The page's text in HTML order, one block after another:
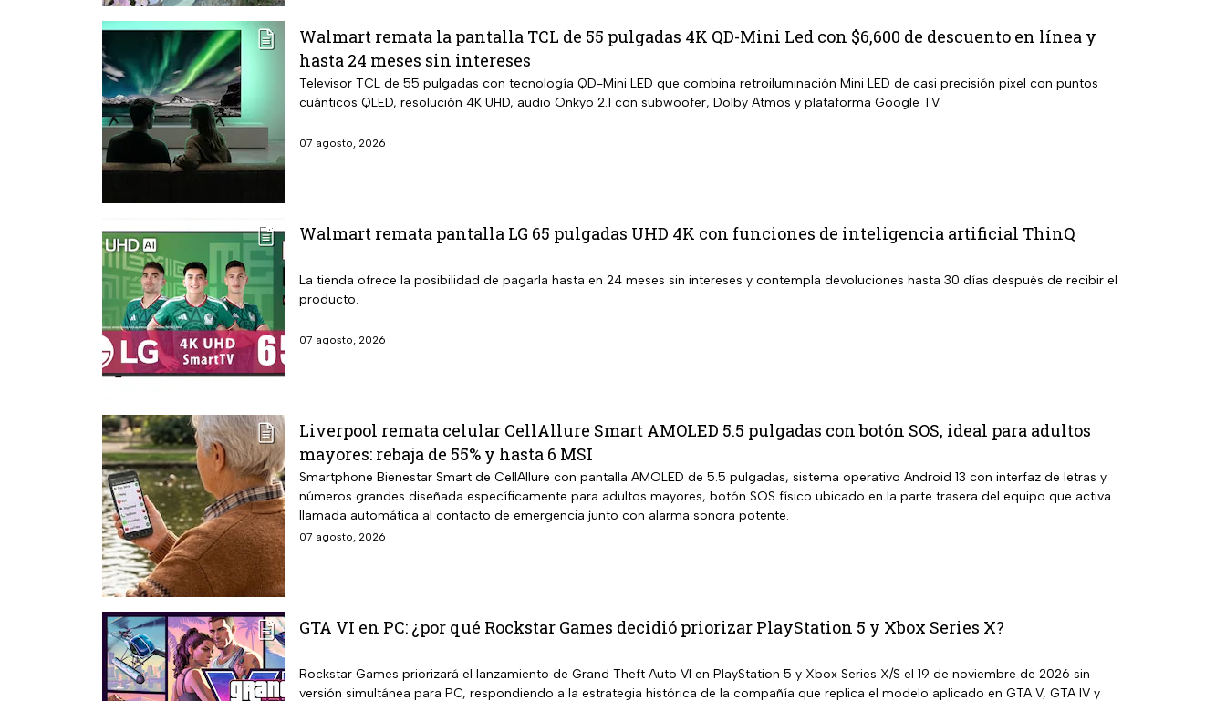
Walmart remata la pantalla TCL de 55 pulgadas 4K QD-Mini Led con $6,600 de descuento en línea y
hasta 24 meses sin intereses
Televisor TCL de 55 pulgadas con tecnología QD-Mini LED que combina retroiluminación Mini LED de casi precisión pixel con puntos
cuánticos QLED, resolución 4K UHD, audio Onkyo 2.1 con subwoofer, Dolby Atmos y plataforma Google TV.
07 agosto, 2026
Walmart remata pantalla LG 65 pulgadas UHD 4K con funciones de inteligencia artificial ThinQ
La tienda ofrece la posibilidad de pagarla hasta en 24 meses sin intereses y contempla devoluciones hasta 30 días después de recibir el
producto.
07 agosto, 2026
Liverpool remata celular CellAllure Smart AMOLED 5.5 pulgadas con botón SOS, ideal para adultos
mayores: rebaja de 55% y hasta 6 MSI
Smartphone Bienestar Smart de CellAllure con pantalla AMOLED de 5.5 pulgadas, sistema operativo Android 13 con interfaz de letras y
números grandes diseñada específicamente para adultos mayores, botón SOS físico ubicado en la parte trasera del equipo que activa
llamada automática al contacto de emergencia junto con alarma sonora potente.
07 agosto, 2026
GTA VI en PC: ¿por qué Rockstar Games decidió priorizar PlayStation 5 y Xbox Series X?
Rockstar Games priorizará el lanzamiento de Grand Theft Auto VI en PlayStation 5 y Xbox Series X/S el 19 de noviembre de 2026 sin
versión simultánea para PC, respondiendo a la estrategia histórica de la compañía que replica el modelo aplicado en GTA V, GTA IV y